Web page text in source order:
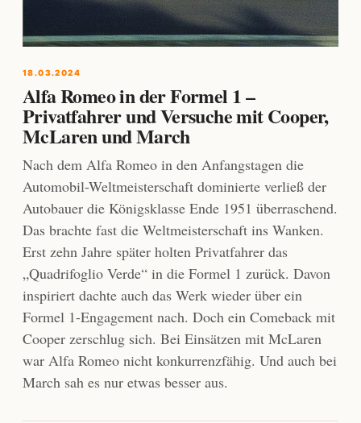
18.03.2024
Alfa Romeo in der Formel 1 –
Privatfahrer und Versuche mit Cooper,
McLaren und March
Nach dem Alfa Romeo in den Anfangstagen die
Automobil-Weltmeisterschaft dominierte verließ der
Autobauer die Königsklasse Ende 1951 überraschend.
Das brachte fast die Weltmeisterschaft ins Wanken.
Erst zehn Jahre später holten Privatfahrer das
„Quadrifoglio Verde“ in die Formel 1 zurück. Davon
inspiriert dachte auch das Werk wieder über ein
Formel 1-Engagement nach. Doch ein Comeback mit
Cooper zerschlug sich. Bei Einsätzen mit McLaren
war Alfa Romeo nicht konkurrenzfähig. Und auch bei
March sah es nur etwas besser aus.